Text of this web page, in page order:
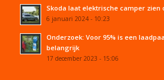
Skoda laat elektrische camper zien
6 januari 2024 - 10:23
Onderzoek: Voor 95% is een
belangrijk
17 december 2023 - 15:06